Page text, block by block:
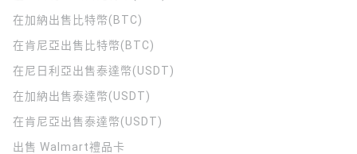
在加納出售比特幣(BTC)
在肯尼亞出售比特幣(BTC)
在尼日利亞出售泰達幣(USDT)
在加納出售泰達幣(USDT)
在肯尼亞出售泰達幣(USDT)
出售 Walmart禮品卡